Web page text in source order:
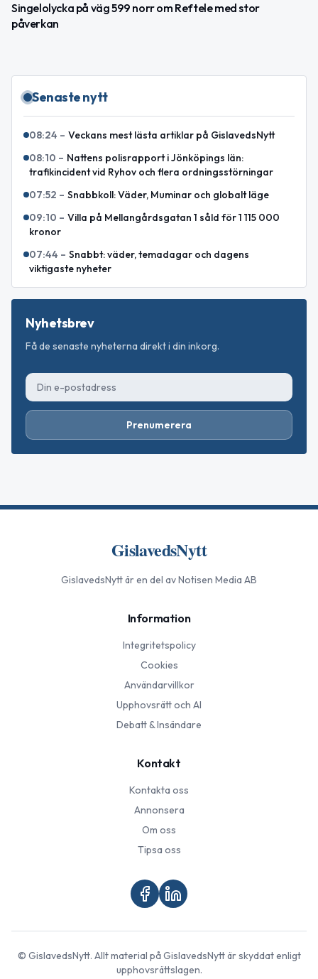
Singelolycka på väg 599 norr om Reftele med stor
påverkan
Senaste nytt
08:24 – Veckans mest lästa artiklar på GislavedsNytt
08:10 – Nattens polisrapport i Jönköpings län:
trafikincident vid Ryhov och flera ordningsstörningar
07:52 – Snabbkoll: Väder, Muminar och globalt läge
09:10 – Villa på Mellangårdsgatan 1 såld för 1 115 000
kronor
07:44 – Snabbt: väder, temadagar och dagens
viktigaste nyheter
Nyhetsbrev
Få de senaste nyheterna direkt i din inkorg.
Prenumerera
GislavedsNytt
GislavedsNyttär en del av Notisen Media AB
Information
Integritetspolicy
Cookies
Användarvillkor
Upphovsrätt och AI
Debatt & Insändare
Kontakt
Kontakta oss
Annonsera
Om oss
Tipsa oss
© GislavedsNytt. Allt material påGislavedsNyttär skyddat enligt
upphovsrättslagen.